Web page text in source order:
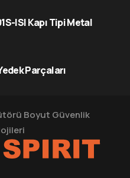
ISI Kapı Tipi Metal
Parçaları
Boyut Güvenlik